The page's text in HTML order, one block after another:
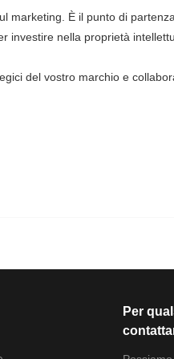
È il punto di
nella proprietà
del vostro marchio e
Per